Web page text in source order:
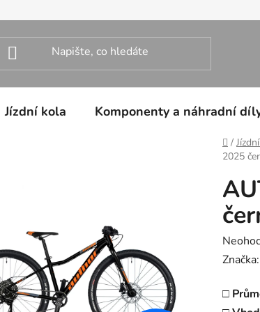
Jízdní kola Komponenty a náhradní
Domů
/
2025
je
Značka:
□